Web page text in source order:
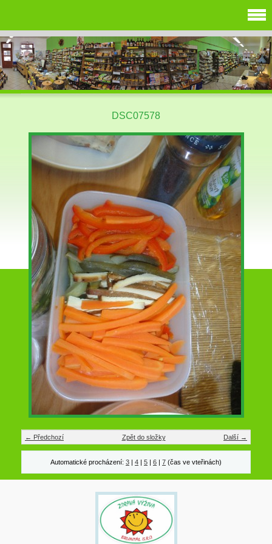
DSC07578
← Předchozí Další →
Zpět do složky
Automatické procházení: 3 | 4 | 5 | 6 | 7 (čas ve vteřinách)